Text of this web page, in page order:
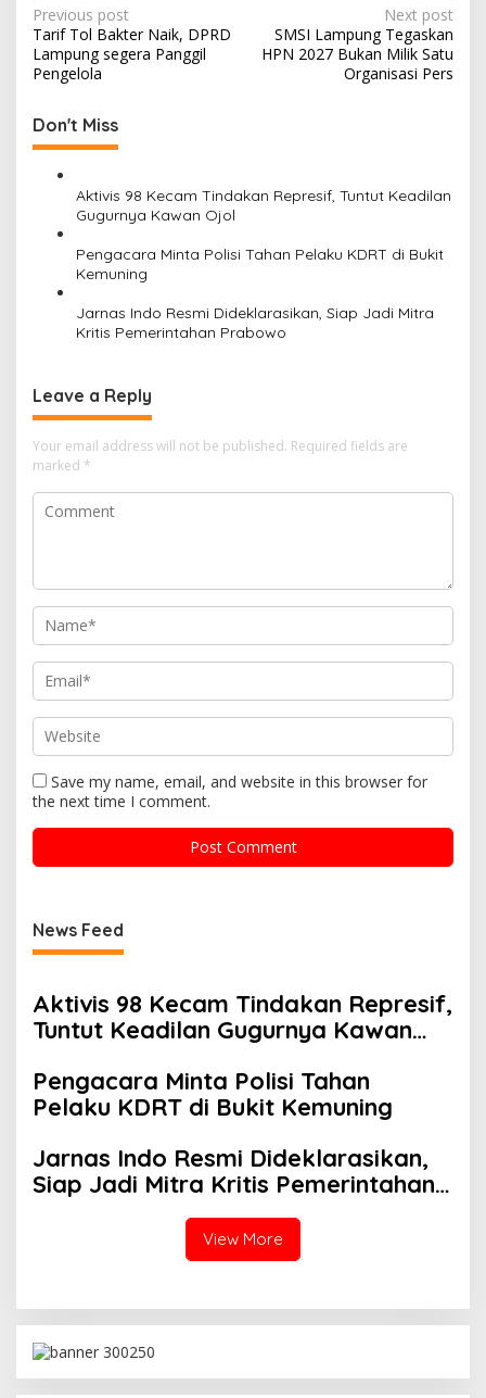
P
o
s
t
n
o
n
Previous post
Tarif Tol Bakter Naik, DPRD
Lampung segera Panggil
Pengelola
Next post
SMSI Lampung Tegaskan
HPN 2027 Bukan Milik Satu
Organisasi Pers
Don't Miss
Aktivis 98 Kecam Tindakan Represif, Tuntut Keadilan
Gugurnya Kawan Ojol
Pengacara Minta Polisi Tahan Pelaku KDRT di Bukit
Kemuning
Jarnas Indo Resmi Dideklarasikan, Siap Jadi Mitra
Kritis Pemerintahan Prabowo
Leave a Reply
Your email address will not be published. Required fields are
marked *
Save my name, email, and website in this browser for
the next time I comment.
News Feed
Aktivis 98 Kecam Tindakan Represif,
Tuntut Keadilan Gugurnya Kawan
Pengacara Minta Polisi Tahan
Pelaku KDRT di Bukit Kemuning
Jarnas Indo Resmi Dideklarasikan,
Siap Jadi Mitra Kritis Pemerintahan
View More